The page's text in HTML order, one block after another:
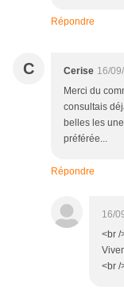
Répondre
C Cerise 16/
Merci du
consultais
belles les
préférée...
Répondre
16/
<br /
<br /